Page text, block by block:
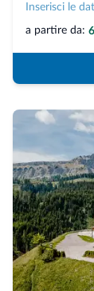
Inserisci le
a partire da: